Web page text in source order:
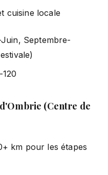
cuisine locale
Septembre-
(Centre de
km pour les étapes